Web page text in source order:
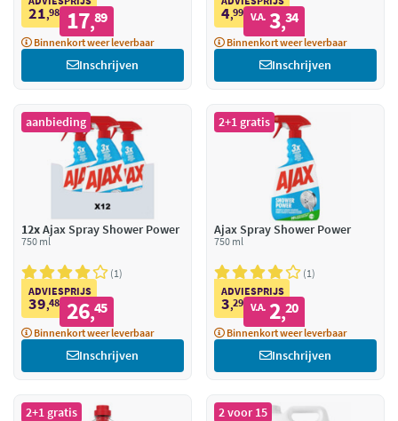
21,98 17,89
Binnenkort weer leverbaar
Inschrijven
4,99 V.A. 3,34
Binnenkort weer leverbaar
Inschrijven
aanbieding
12xAjax Spray Shower Power
750 ml
1
ADVIESPRIJS
39,48 26,45
Binnenkort weer leverbaar
Inschrijven
2+1 gratis
Ajax Spray Shower Power
750 ml
1
ADVIESPRIJS
3,29 V.A. 2,20
Binnenkort weer leverbaar
Inschrijven
2+1 gratis 2 voor 15